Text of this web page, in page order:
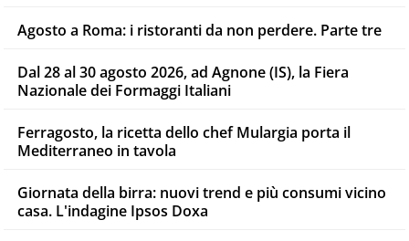
Agosto a Roma: i ristoranti da non perdere. Parte tre
Dal 28 al 30 agosto 2026, ad Agnone (IS), la Fiera
Nazionale dei Formaggi Italiani
Ferragosto, la ricetta dello chef Mulargia porta il
Mediterraneo in tavola
Giornata della birra: nuovi trend e più consumi vicino
casa. L'indagine Ipsos Doxa